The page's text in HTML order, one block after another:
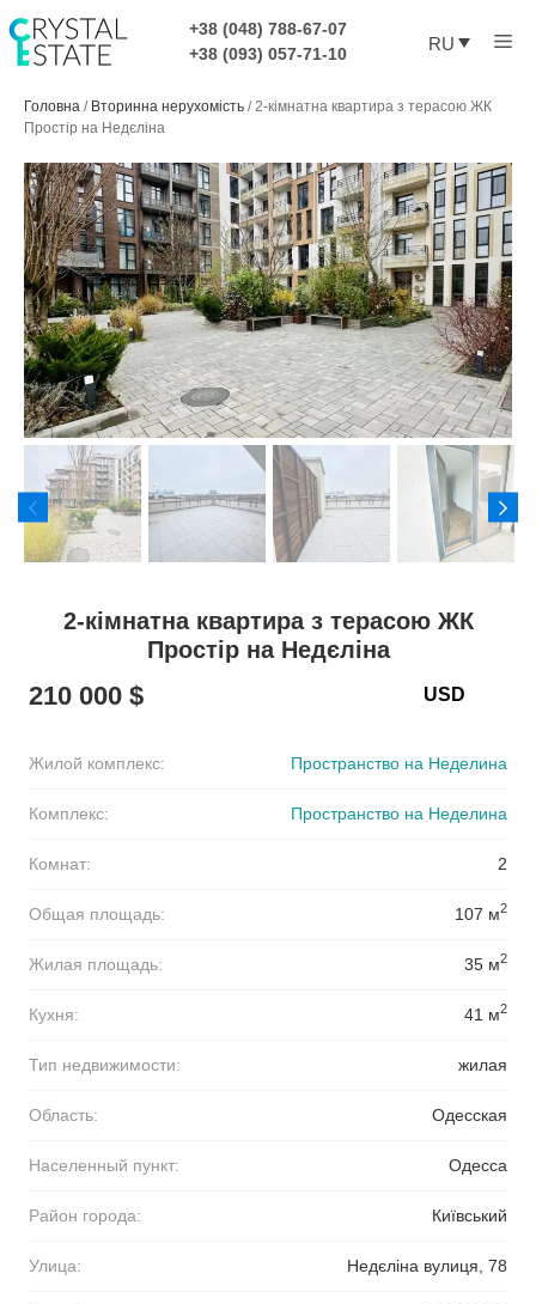
содержимому
+38 (048) 788-67-07
+38 (093) 057-71-10
RU
Головна / Вторинна нерухомість /2-кімнатна квартира з терасою ЖК
Простір на Недєліна
2-кімнатна квартира з терасою ЖК
Простір на Недєліна
210 000 $
Жилой комплекс: Пространство на Неделина
Комплекс: Пространство на Неделина
Комнат: 2
Общая площадь: 107 м2
Жилая площадь: 35 м2
Кухня: 41 м2
Тип недвижимости: жилая
Область: Одесская
Населенный пункт: Одесса
Район города: Київський
Улица: Недєліна вулиця, 78